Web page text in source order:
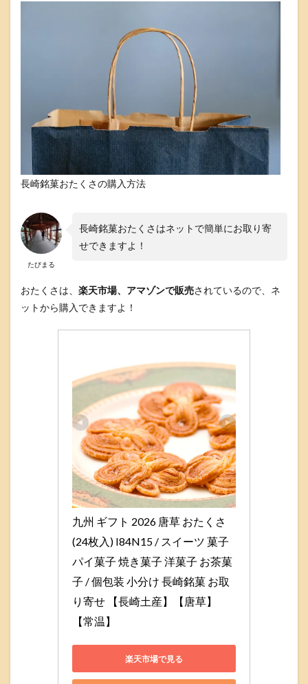
長崎銘菓おたくさの購入方法
たびまる
長崎銘菓おたくさはネットで簡単にお取り寄
せできますよ！
おたくさは、 楽天市場、アマゾンで販売されているので、ネ
ットから購入できますよ！
九州 ギフト 2026 唐草 おたくさ
(24枚入) I84N15 / スイーツ 菓子
パイ菓子 焼き菓子 洋菓子 お茶菓
子 / 個包装 小分け 長崎銘菓 お取
り寄せ 【長崎土産】【唐草】
【常温】
楽天市場で見る